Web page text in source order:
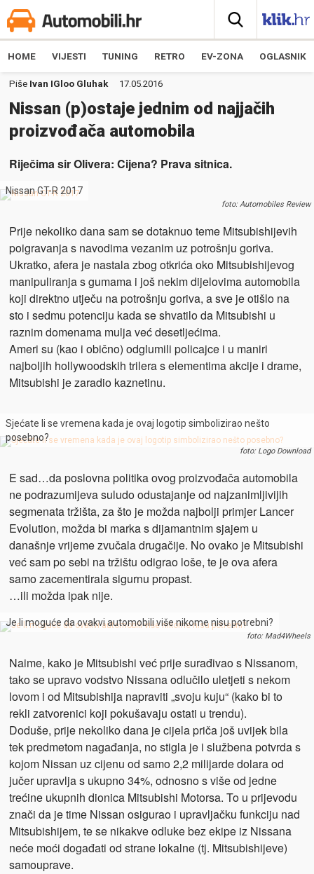
HOME VIJESTI TUNING RETRO EV-ZONA OGLASNIK
Piše Ivan IGloo Gluhak 17.05.2016
Nissan (p)ostaje jednim od najjačih
proizvođača automobila
Riječima sir Olivera: Cijena? Prava sitnica.
Nissan GT-R 2017
foto: Automobiles Review
Prije nekoliko dana sam se dotaknuo teme Mitsubishijevih
poigravanja s navodima vezanim uz potrošnju goriva.
Ukratko, afera je nastala zbog otkrića oko Mitsubishijevog
manipuliranja s gumama i još nekim dijelovima automobila
koji direktno utječu na potrošnju goriva, a sve je otišlo na
sto i sedmu potenciju kada se shvatilo da Mitsubishi u
raznim domenama mulja već desetljećima.
Ameri su (kao i obično) odglumili policajce i u maniri
najboljih hollywoodskih trilera s elementima akcije i drame,
Mitsubishi je zaradio kaznetinu.
Sjećate li se vremena kada je ovaj logotip simbolizirao nešto
posebno?
foto: Logo Download
E sad…da poslovna politika ovog proizvođača automobila
ne podrazumijeva suludo odustajanje od najzanimljivijih
segmenata tržišta, za što je možda najbolji primjer Lancer
Evolution, možda bi marka s dijamantnim sjajem u
današnje vrijeme zvučala drugačije. No ovako je Mitsubishi
već sam po sebi na tržištu odigrao loše, te je ova afera
samo zacementirala sigurnu propast.
…ili možda ipak nije.
Je li moguće da ovakvi automobili više nikome nisu potrebni?
foto: Mad4Wheels
Naime, kako je Mitsubishi već prije surađivao s Nissanom,
tako se upravo vodstvo Nissana odlučilo uletjeti s nekom
lovom i od Mitsubishija napraviti „svoju kuju“ (kako bi to
rekli zatvorenici koji pokušavaju ostati u trendu).
Doduše, prije nekoliko dana je cijela priča još uvijek bila
tek predmetom nagađanja, no stigla je i službena potvrda s
kojom Nissan uz cijenu od samo 2,2 milijarde dolara od
jučer upravlja s ukupno 34%, odnosno s više od jedne
trećine ukupnih dionica Mitsubishi Motorsa. To u prijevodu
znači da je time Nissan osigurao i upravljačku funkciju nad
Mitsubishijem, te se nikakve odluke bez ekipe iz Nissana
neće moći događati od strane lokalne (tj. Mitsubishijeve)
samouprave.